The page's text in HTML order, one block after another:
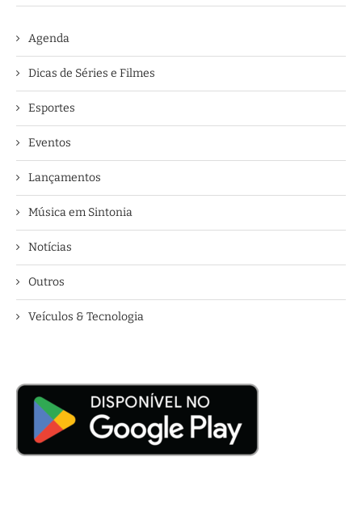
Agenda
Dicas de Séries e Filmes
Esportes
Eventos
Lançamentos
Música em Sintonia
Notícias
Outros
Veículos & Tecnologia